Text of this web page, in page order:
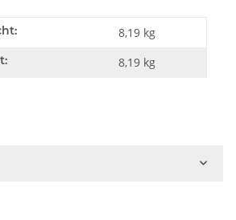
8,19 kg
8,19 kg